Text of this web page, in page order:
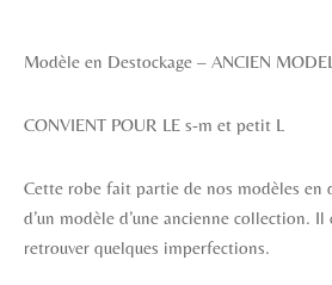
Modèle en Destockage – ANCIEN
CONVIENT POUR LE s-m et petit L
Cette robe fait partie de nos modèles en
d’un modèle d’une ancienne collection. Il
retrouver quelques imperfections.